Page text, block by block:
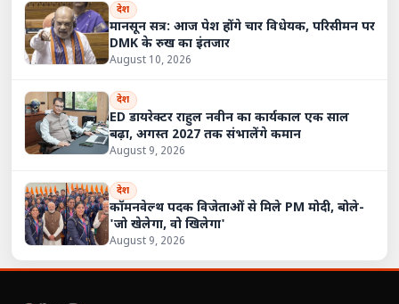
देश
मानसून सत्र: आज पेश होंगे चार विधेयक, परिसीमन पर
DMK के रुख का इंतजार
August 10, 2026
देश
ED डायरेक्टर राहुल नवीन का कार्यकाल एक साल
बढ़ा, अगस्त 2027 तक संभालेंगे कमान
August 9, 2026
देश
कॉमनवेल्थ पदक विजेताओं से मिले PM मोदी, बोले-
'जो खेलेगा, वो खिलेगा'
August 9, 2026